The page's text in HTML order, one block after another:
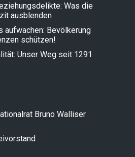
Was die
ausblenden
aufwachen: Bevölkerung
schützen!
Unser Weg seit 1291
Bruno Walliser